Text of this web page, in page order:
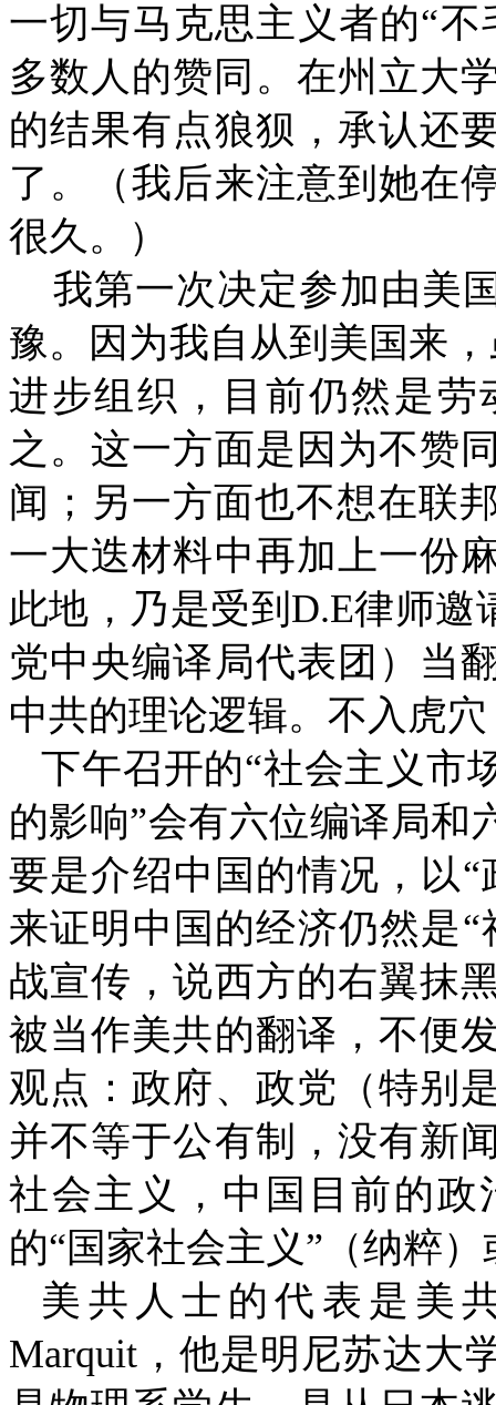
一切与马克思主义者的“
多数人的赞同。在州立大
的结果有点狼狈，承认还
了。（我后来注意到她在
很久。）
我第一次决定参加由美
豫。因为我自从到美国来
进步组织，目前仍然是
之。这一方面是因为不赞
闻；另一方面也不想在联
一大迭材料中再加上一份
此地，乃是受到 D.E律师邀
党中央编译局代表团）当
中共的理论逻辑。不入虎
下午召开的“社会主义市
的影响”会有六位编译局和
要是介绍中国的情况，以
来证明中国的经济仍然是
战宣传，说西方的右翼抹
被当作美共的翻译，不便
观点：政府、政党（特别
并不等于公有制，没有新
社会主义，中国目前的
的“国家社会主义”（纳粹
美共人士的代表是美
Marquit ，他是明尼苏达大